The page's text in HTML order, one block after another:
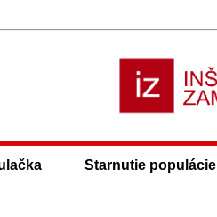
Starnutie populácie